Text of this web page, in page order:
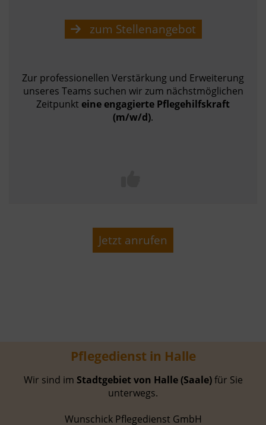
zum Stellenangebot
Zur professionellen Verstärkung und Erweiterung
unseres Teams suchen wir zum nächstmöglichen
Zeitpunkt eine engagierte Pflegehilfskraft
(m/w/d).
Jetzt anrufen
Pflegedienst in Halle
Wir sind im Stadtgebiet von Halle (Saale)für Sie
unterwegs.
Wunschick Pflegedienst GmbH